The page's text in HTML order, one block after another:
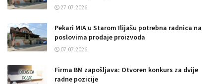
27.07.2026.
Pekari MIA u Starom Ilijašu potrebna radnica na
poslovima prodaje proizvoda
07.07.2026.
Firma BM zapošljava: Otvoren konkurs za dvije
radne pozicije